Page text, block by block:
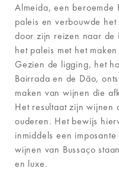
Almeida, een beroemde
paleis en verbouwde
door zijn reizen naar de
het paleis met het
Gezien de ligging, het
Bairrada en de Dão,
maken van wijnen die
Het resultaat zijn wijnen
ouderen. Het bewijs
inmiddels een
wijnen van Bussaço
en luxe.